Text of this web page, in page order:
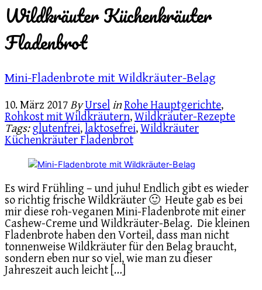
Wildkräuter Küchenkräuter
Fladenbrot
Mini-Fladenbrote mit Wildkräuter-Belag
10. März 2017ByUrselinRohe Hauptgerichte,
Rohkost mit Wildkräutern,Wildkräuter-Rezepte
Tags: glutenfrei,laktosefrei,Wildkräuter
Küchenkräuter Fladenbrot
Es wird Frühling – und juhu! Endlich gibt es wieder
so richtig frische Wildkräuter 🙂 Heute gab es bei
mir diese roh-veganen Mini-Fladenbrote mit einer
Cashew-Creme und Wildkräuter-Belag. Die kleinen
Fladenbrote haben den Vorteil, dass man nicht
tonnenweise Wildkräuter für den Belag braucht,
sondern eben nur so viel, wie man zu dieser
Jahreszeit auch leicht […]